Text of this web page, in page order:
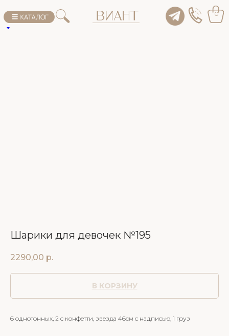
0
Шарики для девочек №195
2290,00 р.
В КОРЗИНУ
6 однотонных, 2 с конфетти, звезда 46см с надписью, 1 груз